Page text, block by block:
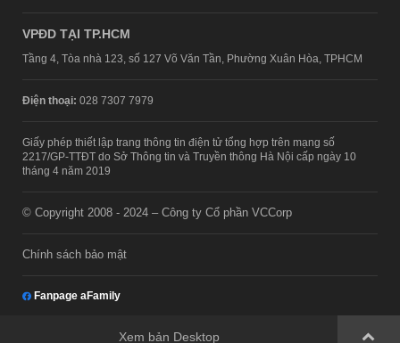
VPĐD TẠI TP.HCM
Tầng 4, Tòa nhà 123, số 127 Võ Văn Tần, Phường Xuân Hòa, TPHCM
Điện thoại: 028 7307 7979
Giấy phép thiết lập trang thông tin điện tử tổng hợp trên mạng số
2217/GP-TTĐT do Sở Thông tin và Truyền thông Hà Nội cấp ngày 10
tháng 4 năm 2019
© Copyright 2008 - 2024 – Công ty Cổ phần VCCorp
Chính sách bảo mật
Fanpage aFamily
Xem bản Desktop